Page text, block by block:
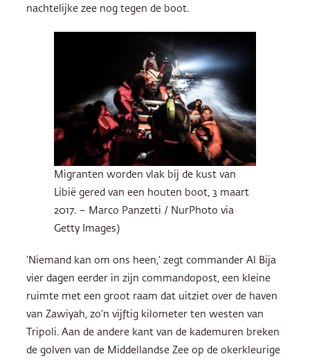
nachtelijke zee nog tegen de boot.
Migranten worden vlak bij de kust van
Libië gered van een houten boot, 3 maart
2017. – Marco Panzetti / NurPhoto via
Getty Images)
‘Niemand kan om ons heen,’ zegt commander Al Bija
vier dagen eerder in zijn commandopost, een kleine
ruimte met een groot raam dat uitziet over de haven
van Zawiyah, zo’n vijftig kilometer ten westen van
Tripoli. Aan de andere kant van de kademuren breken
de golven van de Middellandse Zee op de okerkleurige